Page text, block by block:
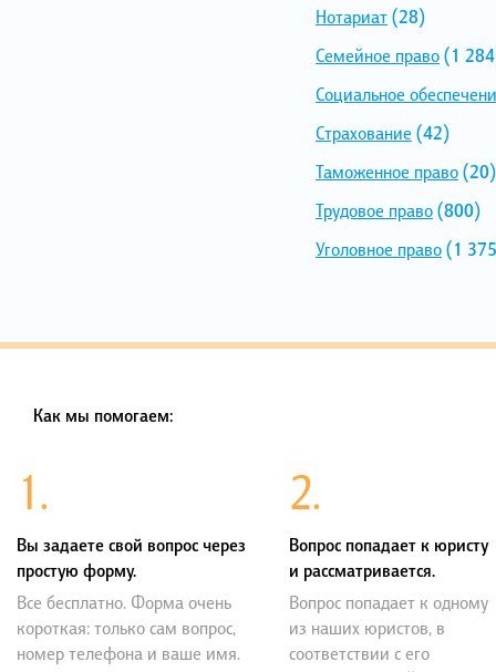
Нотариат(28)
Семейное право(1
Социальное
Страхование (42)
Таможенное право(20)
Трудовое право(800)
Уголовное право(1
Как мы помогаем:
1.
Вы задаете свой вопрос через
простую форму.
Все бесплатно. Форма очень
короткая: только сам вопрос,
номер телефона и ваше имя.
2.
Вопрос попадает к юристу
и рассматривается.
Вопрос попадает к одному
из наших юристов, в
соответствии с его